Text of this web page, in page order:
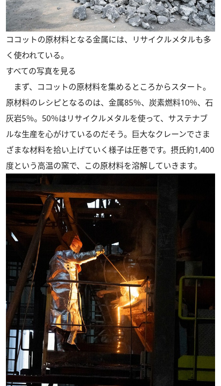
ココットの原材料となる金属には、リサイクルメタルも多
く使われている。
すべての写真を見る
まず、ココットの原材料を集めるところからスタート。
原材料のレシピとなるのは、金属85％、炭素燃料10％、石
灰岩5％。50％はリサイクルメタルを使って、サステナブ
ルな生産を心がけているのだそう。巨大なクレーンでさま
ざまな材料を拾い上げていく様子は圧巻です。摂氏約1,400
度という高温の窯で、この原材料を溶解していきます。